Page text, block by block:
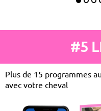
#5
Plus de 15 programmes
avec votre cheval